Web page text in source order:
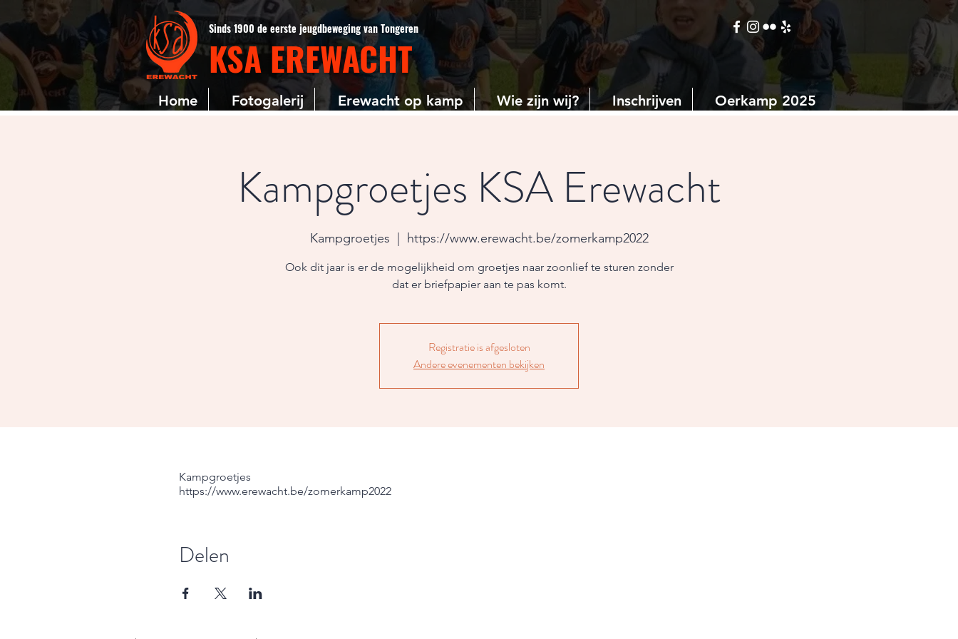
Home Fotogalerij Erewacht op kamp Wie zijn wij? Inschrijven Oerkamp 2025
KSA EREWACHT
Sinds 1900 de eerste jeugdbeweging van Tongeren
Kampgroetjes KSA Erewacht
Kampgroetjes https://www.erewacht.be/zomerkamp2022
Ook dit jaar is er de mogelijkheid om groetjes naar zoonlief te sturen zonder
dat er briefpapier aan te pas komt.
Registratie is afgesloten
Andere evenementen bekijken
Kampgroetjes
https://www.erewacht.be/zomerkamp2022
Delen